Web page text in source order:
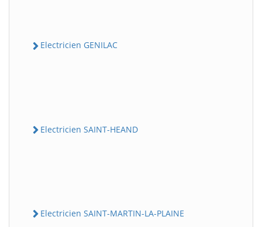
Electricien GENILAC
Electricien SAINT-HEAND
Electricien SAINT-MARTIN-LA-PLAINE